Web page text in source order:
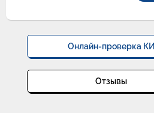
Онлайн-проверка КИ
Отзывы